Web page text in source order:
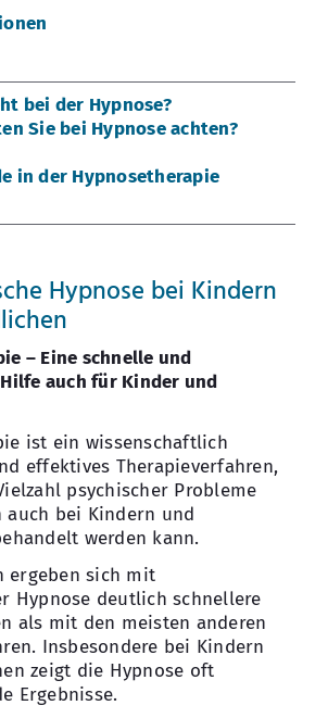
bei der Hypnose?
Sie bei Hypnose achten?
in der Hypnosetherapie
Hypnose bei Kindern
– Eine schnelle und
auch für Kinder und
ist ein wissenschaftlich
effektives Therapieverfahren,
psychischer Probleme
auch bei Kindern und
werden kann.
ergeben sich mit
Hypnose deutlich schnellere
als mit den meisten anderen
Insbesondere bei Kindern
zeigt die Hypnose oft
Ergebnisse.